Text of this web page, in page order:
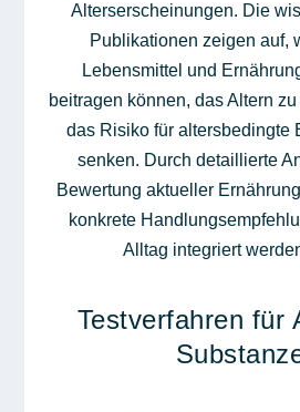
Alterserscheinungen. Die
Publikationen zeigen auf,
Lebensmittel und
beitragen können, das Altern
das Risiko für altersbedingte
senken. Durch detaillierte
Bewertung aktueller
konkrete
Alltag integriert
Testverfahren für